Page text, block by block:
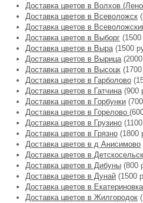
Доставка цветов в Волхов
Доставка цветов в Всеволожск
Доставка цветов в
Доставка цветов в Выборг
Доставка цветов в Выра(1500
Доставка цветов в Вырица
Доставка цветов в Высоцк
Доставка цветов в Гарболово
Доставка цветов в Гатчина(900
Доставка цветов в Горбунки
Доставка цветов в Горелово
Доставка цветов в Грузино
Доставка цветов в Грязно (1800
Доставка цветов в д Анисимово
Доставка цветов в
Доставка цветов в Дибуны (800
Доставка цветов в Дунай (1500
Доставка цветов в Екатериновка
Доставка цветов в Жилгородок